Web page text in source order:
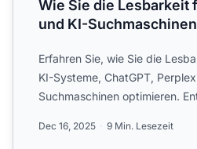
Wie Sie die Lesbarkeit
und KI-
Erfahren Sie, wie Sie die
KI-Systeme, ChatGPT,
Suchmaschinen optimieren.
Dec 16, 2025 9 Min. Lesezeit